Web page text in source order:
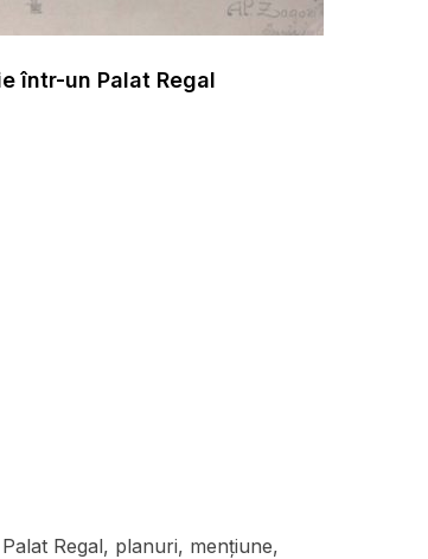
într-un Palat Regal
Regal, planuri, mențiune,